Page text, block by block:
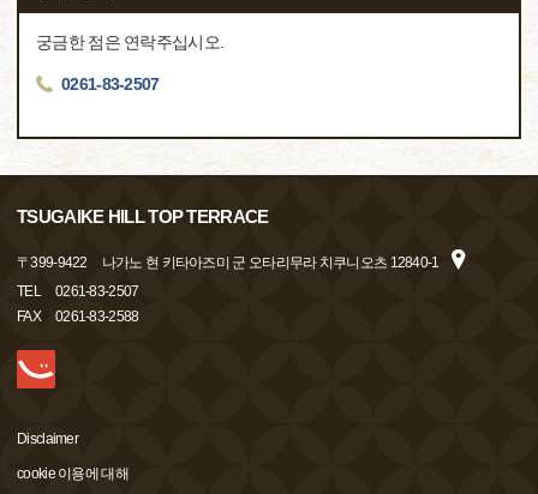
궁금한 점은 연락주십시오.
0261-83-2507
TSUGAIKE HILL TOP TERRACE
〒399-9422
나가노 현 키타아즈미 군 오타리무라 치쿠니오츠 12840-1
TEL
0261-83-2507
FAX
0261-83-2588
Disclaimer
cookie 이용에 대해